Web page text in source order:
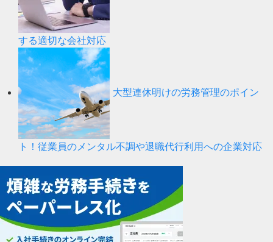
する適切な会社対応
大型連休明けの労務管理のポイン
ト！従業員のメンタル不調や退職代行利用への企業対応